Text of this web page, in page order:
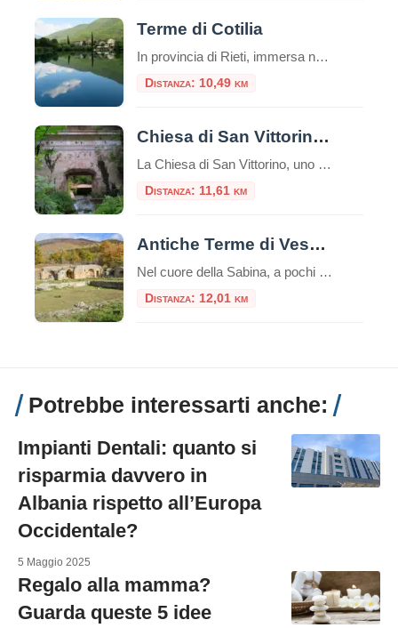
Terme di Cotilia
In provincia di Rieti, immersa nel cuore della Sabina, si trova un luogo affascinante e ricco di storia: le Terme di Cotilia. Questo angolo di Lazio, noto fin dall’antichità per le sue acque curative, è un perfetto connubio tra benessere, archeologia e paesaggi mozzafiato. Scopriamo insieme cosa rende questo luogo così speciale. Un po’ di storia […]
Distanza: 10,49 km
Chiesa di San Vittorino: La Chiesa che Affonda nel Mistero
La Chiesa di San Vittorino, uno dei monumenti più enigmatici e visivamente magnetici dell’intero Lazio, sorge nel cuore della Valle Santa reatina, a breve distanza dalle celebri sorgenti del fiume Peschiera. Definita spesso come la “chiesa sommersa” o la “chiesa che affonda”, questo edificio non è soltanto un luogo di culto in rovina, ma un […]
Distanza: 11,61 km
Antiche Terme di Vespasiano a Cittaducale
Nel cuore della Sabina, a pochi chilometri da Cittaducale in provincia di Rieti, si celano i resti di un passato glorioso: le Antiche Terme di Vespasiano. Questo suggestivo sito archeologico, immerso in un paesaggio che conserva ancora il fascino dell’antica campagna romana, testimonia la profonda connessione tra l’Impero Romano e le benefiche acque sorgive del […]
Distanza: 12,01 km
Potrebbe interessarti anche:
Impianti Dentali: quanto si
risparmia davvero in
Albania rispetto all’Europa
Occidentale?
5 Maggio 2025
Regalo alla mamma?
Guarda queste 5 idee